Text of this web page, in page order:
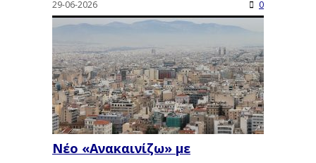
29-06-2026 0
Νέο «Ανακαινίζω» με